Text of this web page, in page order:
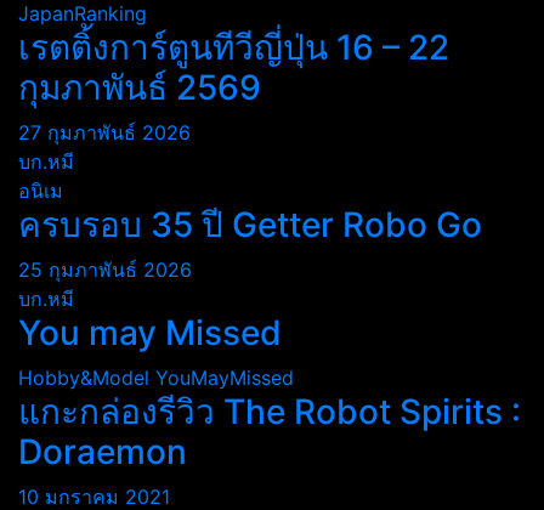
JapanRanking
เรตติ้งการ์ตูนทีวีญี่ปุ่น 16 – 22
กุมภาพันธ์ 2569
27 กุมภาพันธ์ 2026
บก.หมี
อนิเม
ครบรอบ 35 ปี Getter Robo Go
25 กุมภาพันธ์ 2026
บก.หมี
You may Missed
Hobby&Model YouMayMissed
แกะกล่องรีวิว The Robot Spirits :
Doraemon
10 มกราคม 2021